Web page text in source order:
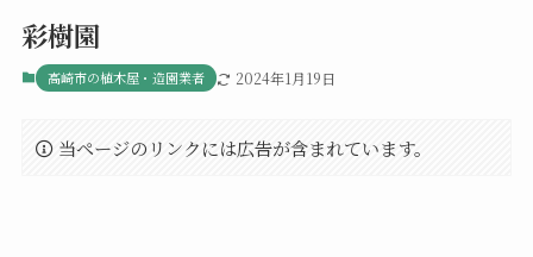
彩樹園
高崎市の植木屋・造園業者 2024年1月19日
当ページのリンクには広告が含まれています。